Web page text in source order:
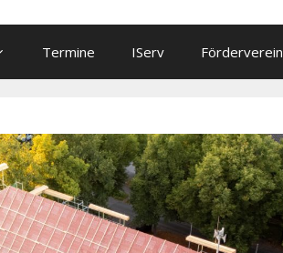
Termine IServ Förderverein